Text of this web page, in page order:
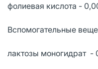
фолиевая кислота -
Вспомогательные
лактозы моногидрат -